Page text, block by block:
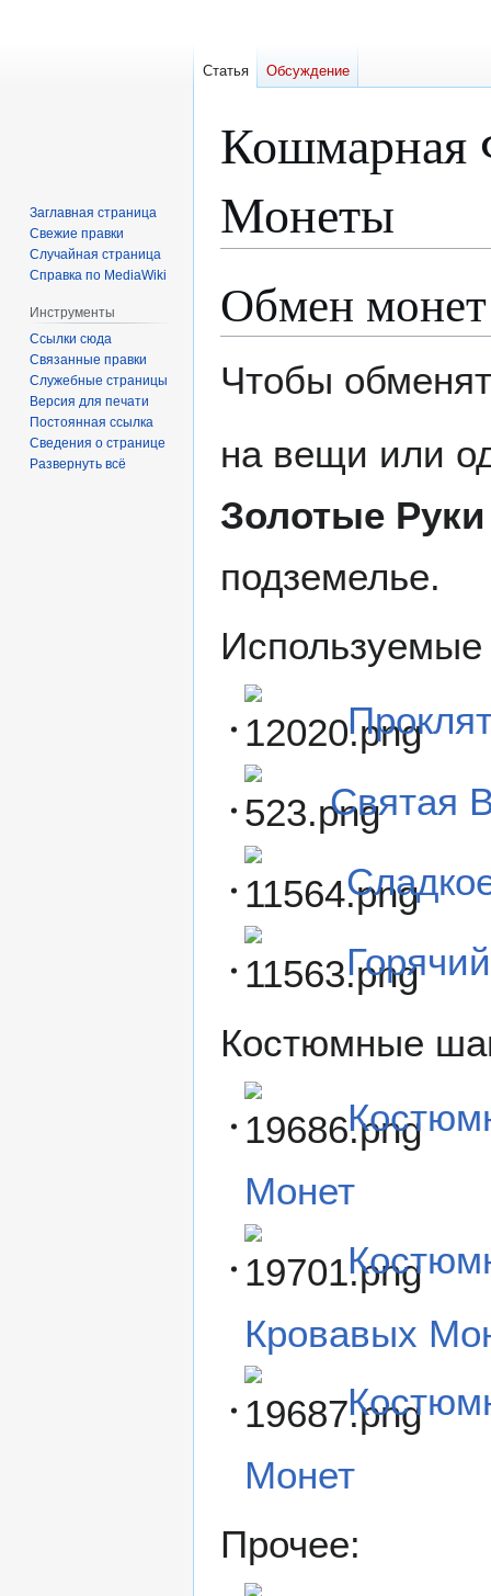
Кошмарная
Монеты
ккОбмен монет
Чтобы
на вещи или
Золотые Руки
подземелье.
Святая
Костюмные
Монет
Кровавых
Монет
Прочее:
Статья Обсуждение
Заглавная страница
Свежие правки
Случайная страница
Справка по MediaWiki
Инструменты
Ссылки сюда
Связанные правки
Служебные страницы
Версия для печати
Постоянная ссылка
Сведения о странице
Развернуть всё